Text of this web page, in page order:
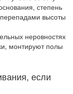
степень
высоты
неровностях
монтируют полы
если